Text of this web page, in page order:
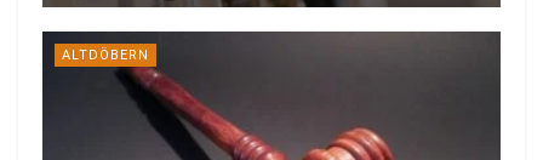
ALTDÖBERN